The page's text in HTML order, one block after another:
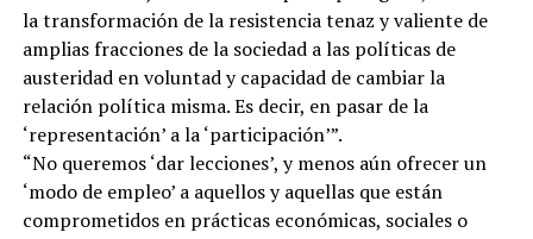
la transformación de la resistencia tenaz y valiente de
amplias fracciones de la sociedad a las políticas de
austeridad en voluntad y capacidad de cambiar la
relación política misma. Es decir, en pasar de la
‘representación’ a la ‘participación’”.
“No queremos ‘dar lecciones’, y menos aún ofrecer un
‘modo de empleo’ a aquellos y aquellas que están
comprometidos en prácticas económicas, sociales o